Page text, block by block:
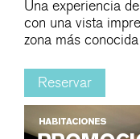
Una experiencia
con una vista
zona más
Reservar